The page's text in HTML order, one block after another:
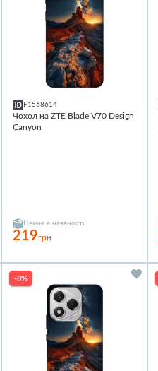
F1568614
Чохол на ZTE Blade V70 Design
Canyon
Немає в наявності
219грн
-8%